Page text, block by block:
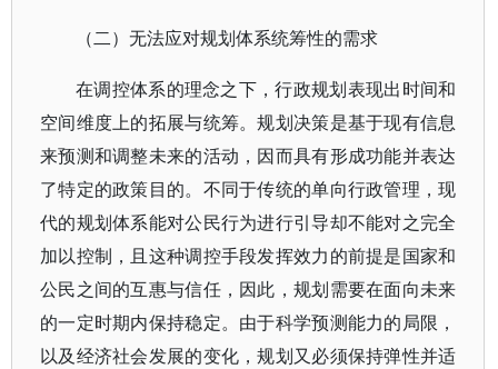
（二）无法应对规划体系统筹性的需求
在调控体系的理念之下，行政规划表现出时间和
空间维度上的拓展与统筹。规划决策是基于现有信息
来预测和调整未来的活动，因而具有形成功能并表达
了特定的政策目的。不同于传统的单向行政管理，现
代的规划体系能对公民行为进行引导却不能对之完全
加以控制，且这种调控手段发挥效力的前提是国家和
公民之间的互惠与信任，因此，规划需要在面向未来
的一定时期内保持稳定。由于科学预测能力的局限，
以及经济社会发展的变化，规划又必须保持弹性并适